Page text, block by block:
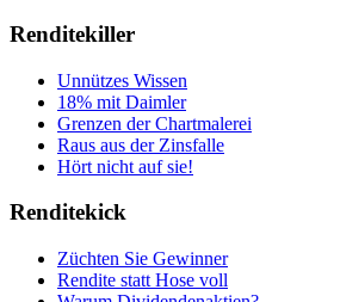
Renditekiller
Unnützes Wissen
18% mit Daimler
Grenzen der Chartmalerei
Raus aus der Zinsfalle
Hört nicht auf sie!
Renditekick
Züchten Sie Gewinner
Rendite statt Hose voll